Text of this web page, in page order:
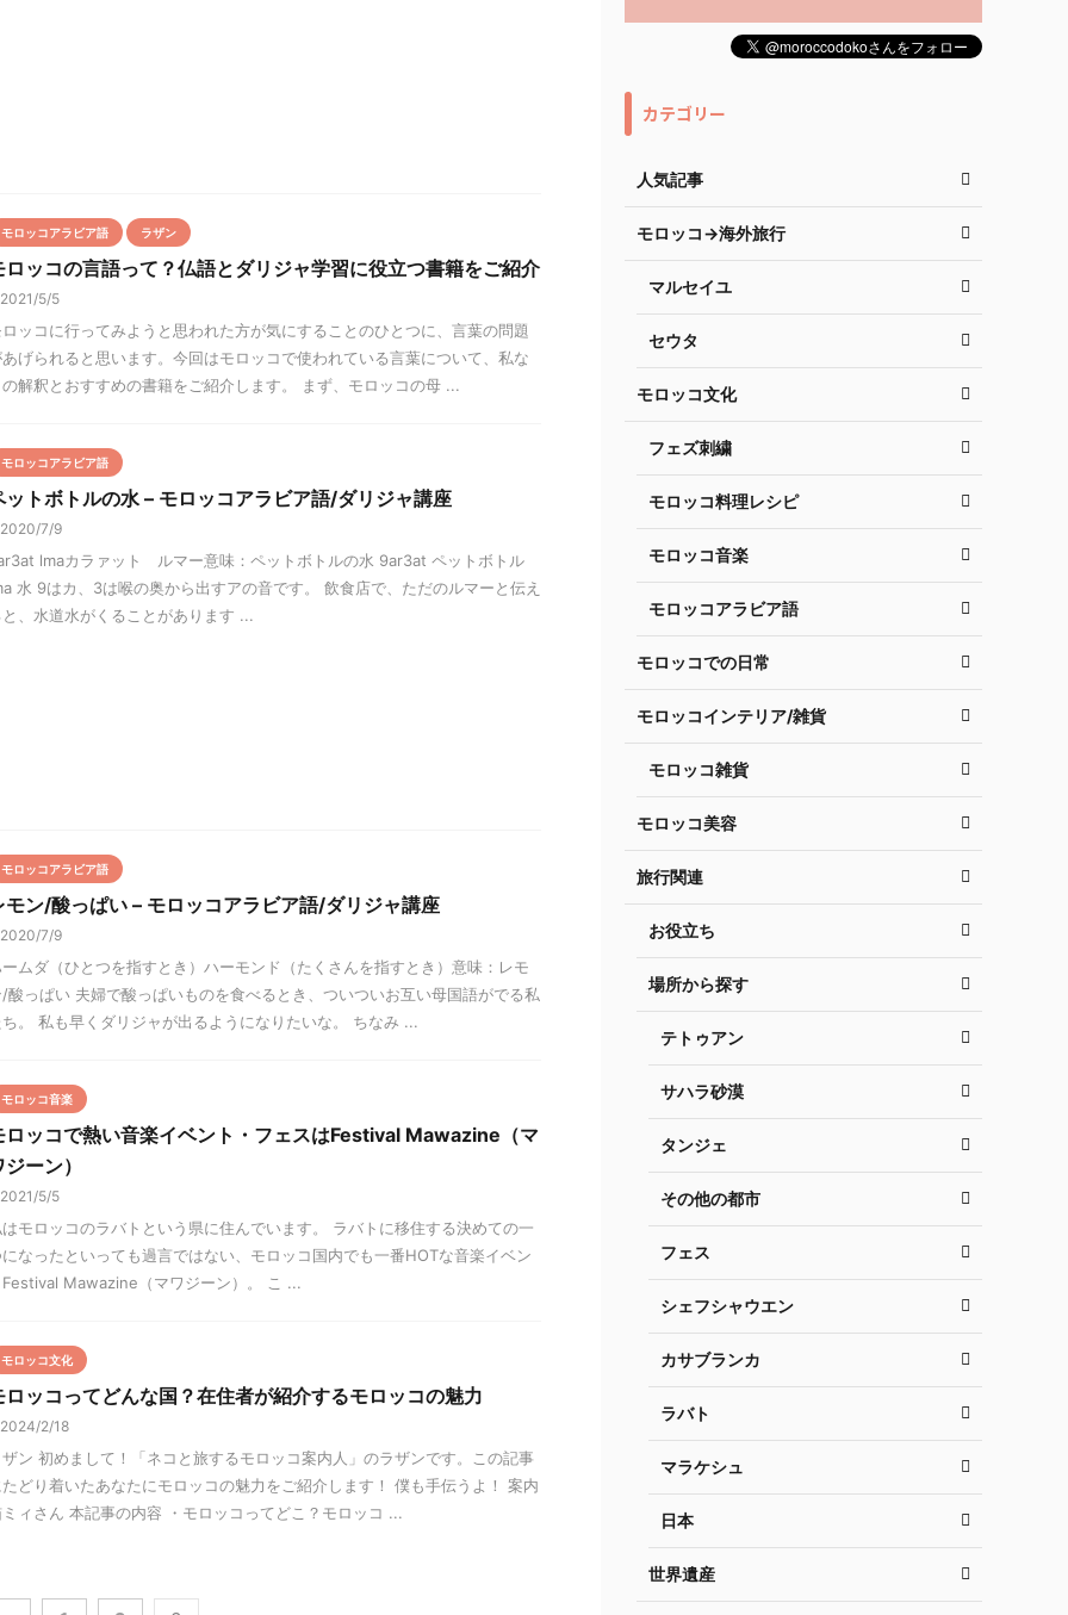
モロッコアラビア語 ラザン
ロッコの言語って？仏語とダリジャ学習に役立つ書籍をご紹介
2021/5/5
ッコに行ってみようと思われた方が気にすることのひとつに、言葉の問題
げられると思います。今回はモロッコで使われている言葉について、私な
解釈とおすすめの書籍をご紹介します。 まず、モロッコの母 ...
モロッコアラビア語
ットボトルの水 – モロッコアラビア語/ダリジャ講座
2020/7/9
lmaカラァット ルマー意味：ペットボトルの水 9ar3at ペットボトル
水 9はカ、3は喉の奥から出すアの音です。 飲食店で、ただのルマーと伝え
、水道水がくることがあります ...
モロッコアラビア語
モン/酸っぱい – モロッコアラビア語/ダリジャ講座
2020/7/9
ムダ（ひとつを指すとき）ハーモンド（たくさんを指すとき）意味：レモ
酸っぱい 夫婦で酸っぱいものを食べるとき、ついついお互い母国語がでる私
。 私も早くダリジャが出るようになりたいな。 ちなみ ...
モロッコ音楽
ロッコで熱い音楽イベント・フェスはFestival Mawazine（マ
ーン）
2021/5/5
モロッコのラバトという県に住んでいます。 ラバトに移住する決めての一
なったといっても過言ではない、モロッコ国内でも一番HOTな音楽イベン
Mawazine（マワジーン）。 こ ...
モロッコ文化
ロッコってどんな国？在住者が紹介するモロッコの魅力
2024/2/18
ン 初めまして！「ネコと旅するモロッコ案内人」のラザンです。この記事
どり着いたあなたにモロッコの魅力をご紹介します！ 僕も手伝うよ！ 案内
ィさん 本記事の内容 ・モロッコってどこ？モロッコ ...
カテゴリー
人気記事
モロッコ→海外旅行
マルセイユ
セウタ
モロッコ文化
フェズ刺繍
モロッコ料理レシピ
モロッコ音楽
モロッコアラビア語
モロッコでの日常
モロッコインテリア/雑貨
モロッコ雑貨
モロッコ美容
旅行関連
お役立ち
場所から探す
テトゥアン
サハラ砂漠
タンジェ
その他の都市
フェス
シェフシャウエン
カサブランカ
ラバト
マラケシュ
日本
世界遺産